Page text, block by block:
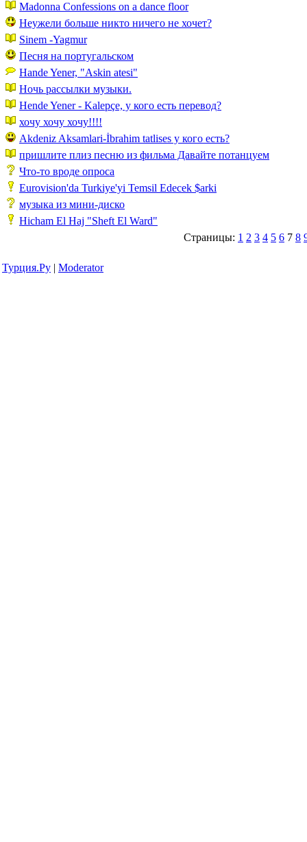
Madonna Confessions on a dance floor
Неужели больше никто ничего не хочет?
Sinem -Yagmur
Песня на португальском
Hande Yener, "Askin atesi"
Ночь рассылки музыки.
Hende Yener - Kalepçe, у кого есть перевод?
хочу хочу хочу!!!!
Akdeniz Aksamlari-İbrahim tatlises у кого есть?
пришлите плиз песню из фильма Давайте потанцуем
Что-то вроде опроса
Eurovision'da Turkiye'yi Temsil Edecek $arki
музыка из мини-диско
Hicham El Haj "Sheft El Ward"
Страницы: 1 2 3 4 5 6 7 8
Турция.Ру | Moderator